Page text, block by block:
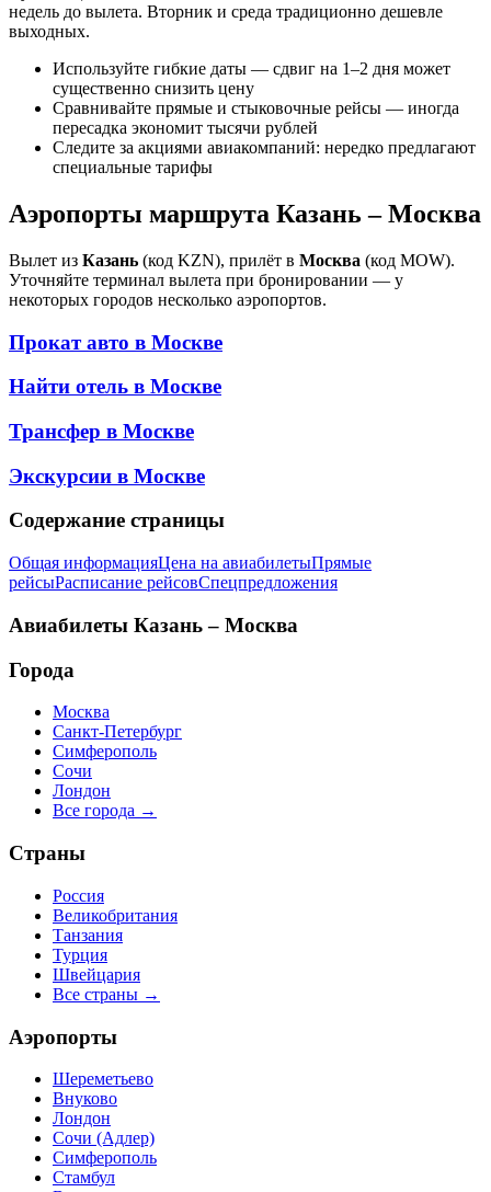
недель до вылета. Вторник и среда традиционно дешевле
выходных.
Используйте гибкие даты — сдвиг на 1–2 дня может
существенно снизить цену
Сравнивайте прямые и стыковочные рейсы — иногда
пересадка экономит тысячи рублей
Следите за акциями авиакомпаний: нередко предлагают
специальные тарифы
Аэропорты маршрута Казань – Москва
Вылет из Казань (код KZN), прилёт в Москва (код MOW).
Уточняйте терминал вылета при бронировании — у
некоторых городов несколько аэропортов.
Прокат авто в Москве
Найти отель в Москве
Трансфер в Москве
Экскурсии в Москве
Содержание страницы
Общая информацияЦена на авиабилетыПрямые
рейсыРасписание рейсовСпецпредложения
Авиабилеты Казань – Москва
Города
Москва
Санкт-Петербург
Симферополь
Сочи
Лондон
Все города →
Страны
Россия
Великобритания
Танзания
Турция
Швейцария
Все страны →
Аэропорты
Шереметьево
Внуково
Лондон
Сочи (Адлер)
Симферополь
Стамбул